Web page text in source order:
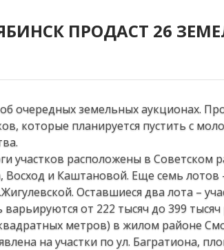
ПРОДАСТ 26
очередных земельных аукционах.
которые планируется пустить с
участков расположены в
Восход и Каштановой. Еще семь лотов
Оставшиеся два лота –
от 222 тысяч до 399
метров) в жилом районе
на участки по ул. Багратиона,